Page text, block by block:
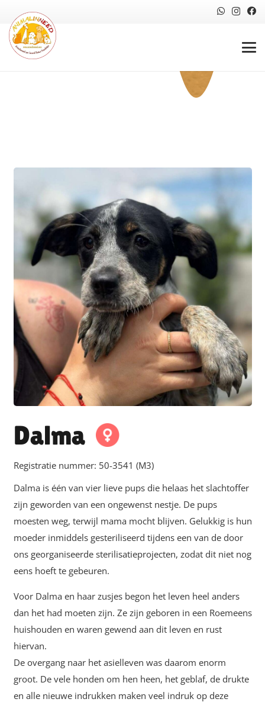
Dalma
Registratie nummer: 50-3541 (M3)
Dalma is één van vier lieve pups die helaas het slachtoffer
zijn geworden van een ongewenst nestje. De pups
moesten weg, terwijl mama mocht blijven. Gelukkig is hun
moeder inmiddels gesteriliseerd tijdens een van de door
ons georganiseerde sterilisatieprojecten, zodat dit niet nog
eens hoeft te gebeuren.
Voor Dalma en haar zusjes begon het leven heel anders
dan het had moeten zijn. Ze zijn geboren in een Roemeens
huishouden en waren gewend aan dit leven en rust
hiervan.
De overgang naar het asielleven was daarom enorm
groot. De vele honden om hen heen, het geblaf, de drukte
en alle nieuwe indrukken maken veel indruk op deze